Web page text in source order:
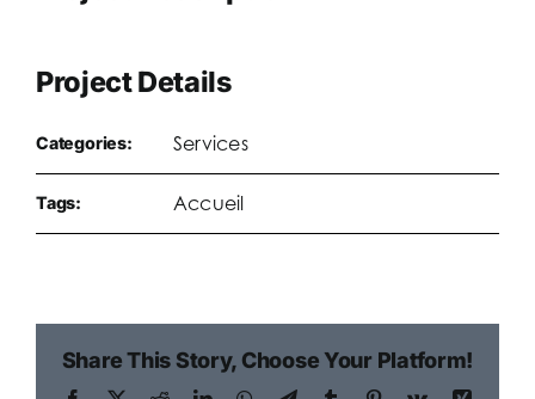
Project Details
Categories: Services
Tags: Accueil
Share This Story, Choose Your Platform!